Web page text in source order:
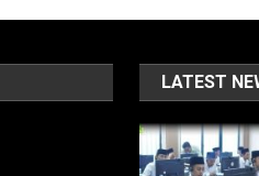
LATEST